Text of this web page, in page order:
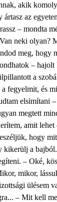
akik
az
– mondta
neki olyan?
meg, hogy
– hajolt
a
fegyelmit, és
elsimítani
megtett
amit lehet
hogy
kikerülj a
– Oké,
mikor,
ülésem
– Mit kell